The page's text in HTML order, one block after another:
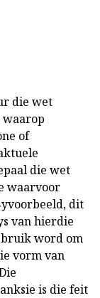
die wet
waarop
of
die wet
waarvoor
dit
van hierdie
word om
vorm van
is die feit